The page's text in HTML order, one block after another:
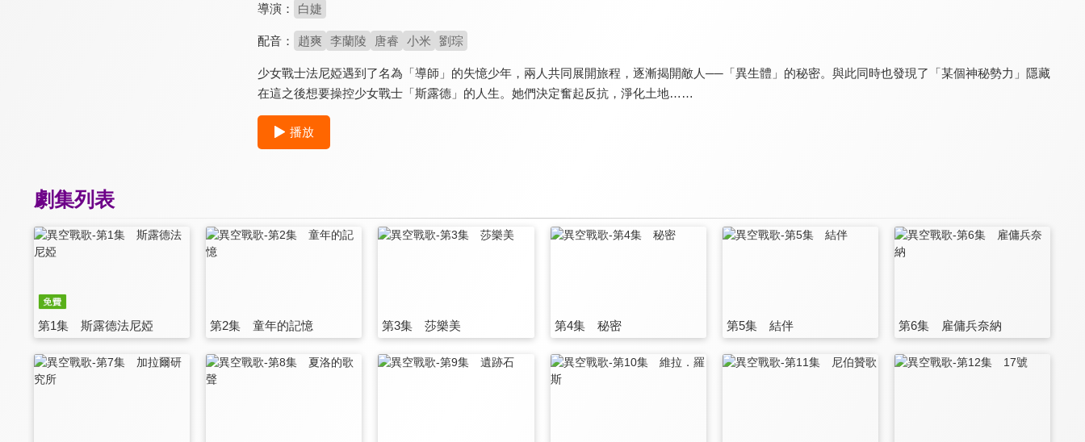
全 12 集
導演： 白婕
配音： 趙爽 李蘭陵 唐睿 小米 劉琮
少女戰士法尼婭遇到了名為「導師」的失憶少年，兩人共同展開旅程，逐漸揭開敵人──「異生體」的秘密。與此同時也發現了「某個神秘勢力」隱藏
在這之後想要操控少女戰士「斯露德」的人生。她們決定奮起反抗，淨化土地……
播放
劇集列表
第1集 斯露德法尼婭 第2集 童年的記憶 第3集 莎樂美 第4集 秘密 第5集 結伴 第6集 雇傭兵奈納